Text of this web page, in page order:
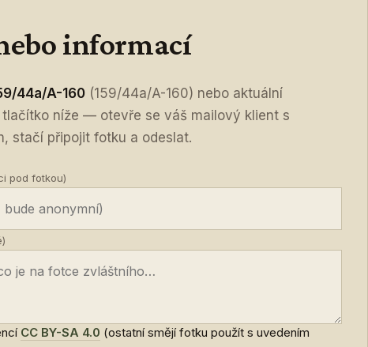
informací
44a/A-160 (159/44a/A-160) nebo aktuální
tlačítko níže — otevře se váš mailový klient s
stačí připojit fotku a odeslat.
pod fotkou)
CC BY-SA 4.0 (ostatní smějí fotku použít s uvedením